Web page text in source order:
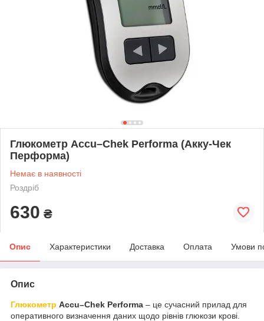
Глюкометр Accu–Chek Performa (Акку-Чек
Перформа)
Немає в наявності
Роздріб
630 ₴
Опис Характеристики Доставка Оплата Умови
Опис
Глюкометр Accu–Chek Performa – це сучасний прилад для
оперативного визначення даних щодо рівнів глюкози крові.